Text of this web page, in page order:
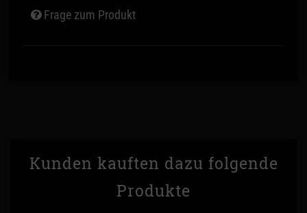
Frage zum Produkt
Kunden kauften dazu folgende
Produkte